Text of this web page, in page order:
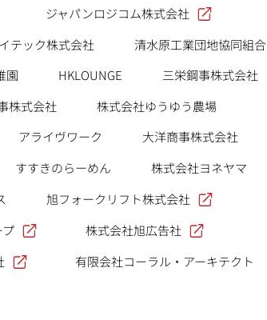
ジャパンロジコム株式会社
テック株式会社
清水原工業団地協同組合
園 HKLOUNGE
三栄鋼事株式会社
株式会社
株式会社ゆうゆう農場
アライヴワーク
大洋商事株式会社
すすきのらーめん
株式会社ヨネヤマ
旭フォークリフト株式会社
株式会社旭広告社
有限会社コーラル・アーキテクト